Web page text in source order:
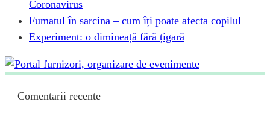
Coronavirus
Fumatul în sarcina – cum îți poate afecta copilul
Experiment: o dimineață fără țigară
Comentarii recente